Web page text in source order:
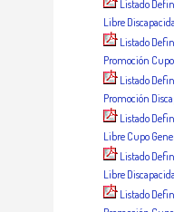
Listado
Libre
Listado
Promoción
Listado
Promoción
Listado
Libre Cupo
Listado
Libre
Listado